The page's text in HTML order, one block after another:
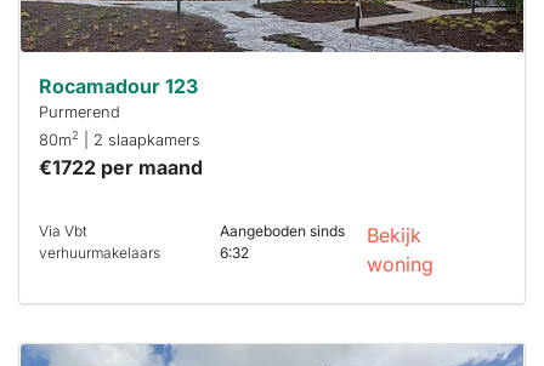
Rocamadour 123
Purmerend
80m2 | 2 slaapkamers
€1722 per maand
Via Vbt
verhuurmakelaars
Aangeboden sinds
6:32
Bekijk
woning